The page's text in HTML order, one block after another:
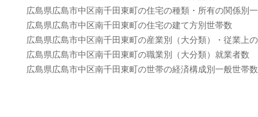
広島県広島市中区南千田東町の住宅の種類・所有の関係別
広島県広島市中区南千田東町の住宅の建て方別世帯数
広島県広島市中区南千田東町の産業別（大分類）・従業上
広島県広島市中区南千田東町の職業別（大分類）就業者数
広島県広島市中区南千田東町の世帯の経済構成別一般世帯数